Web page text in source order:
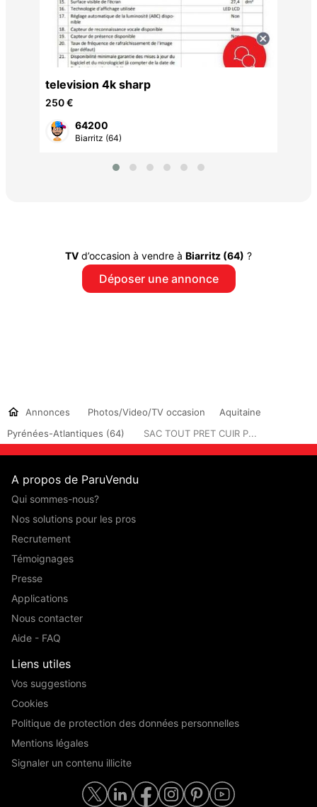
television 4k sharp
250 €
64200
Biarritz (64)
TV d’occasion à vendre à Biarritz (64) ?
Déposer une annonce
Annonces Photos/Video/TV occasion
Aquitaine
Pyrénées-Atlantiques (64)
SAC TOUT PRET CUIR P...
A propos de ParuVendu
Qui sommes-nous?
Nos solutions pour les pros
Recrutement
Témoignages
Presse
Applications
Nous contacter
Aide - FAQ
Liens utiles
Vos suggestions
Cookies
Politique de protection des données personnelles
Mentions légales
Signaler un contenu illicite